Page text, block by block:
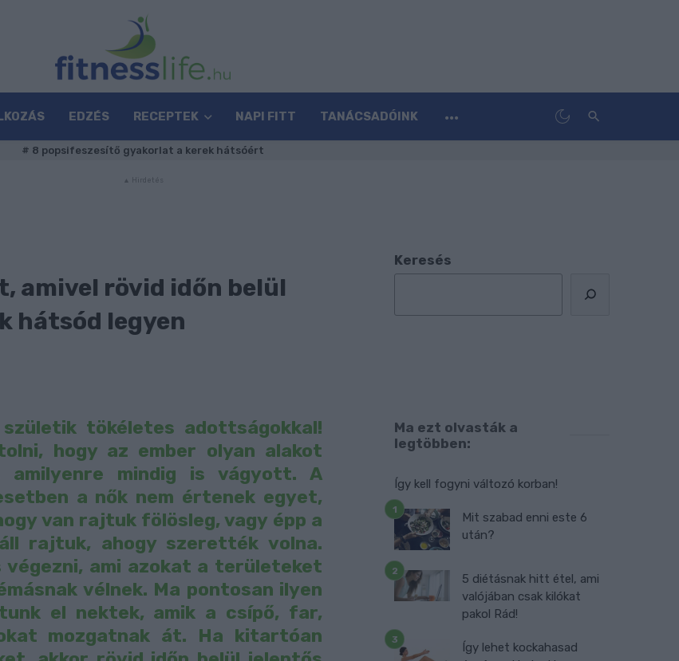
EDZÉS RECEPTEK NAPI FITT TANÁCSADÓINK
# 8 popsifeszesítő gyakorlat a kerek hátsóért
amivel rövid időn belül
hátsód legyen
tökéletes adottságokkal!
hogy az ember olyan alakot
amilyenre mindig is vágyott. A
a nők nem értenek egyet,
van rajtuk fölösleg, vagy épp a
rajtuk, ahogy szerették volna.
végezni, ami azokat a területeket
vélnek. Ma pontosan ilyen
el nektek, amik a csípő, far,
mozgatnak át. Ha kitartóan
Keresés
Ma ezt olvasták a
legtöbben:
Így kell fogyni változó korban!
Mit szabad enni este 6
után?
5 diétásnak hitt étel, ami
valójában csak kilókat
pakol Rád!
Így lehet kockahasad